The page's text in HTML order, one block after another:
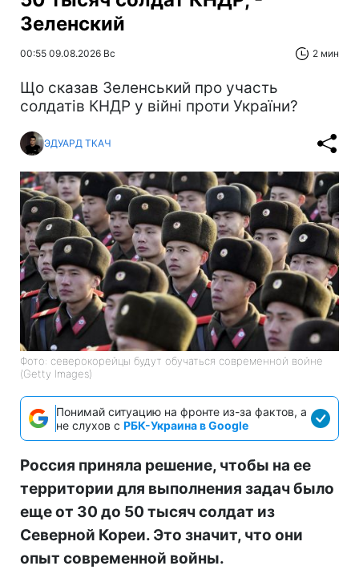
Зеленский
00:55 09.08.2026 Вс 2 мин
Що сказав Зеленський про участь
солдатів КНДР у війні проти України?
ЭДУАРД ТКАЧ
Фото: северокорейцы будут обучаться современной войне
(Getty Images)
Понимай ситуацию на фронте из-за фактов, а
не слухов с РБК-Украина в Google
Россия приняла решение, чтобы на ее
территории для выполнения задач было
еще от 30 до 50 тысяч солдат из
Северной Кореи. Это значит, что они
опыт современной войны.